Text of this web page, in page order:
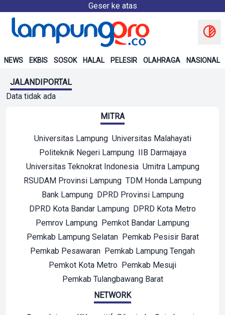
Geser ke atas
NEWS EKBIS SOSOK HALAL PELESIR OLAHRAGA NASIONAL
JALANDIPORTAL
Data tidak ada
MITRA
Universitas Lampung Universitas Malahayati
Politeknik Negeri Lampung IIB Darmajaya
Universitas Teknokrat Indonesia Umitra Lampung
RSUDAM Provinsi Lampung TDM Honda Lampung
Bank Lampung DPRD Provinsi Lampung
DPRD Kota Bandar Lampung DPRD Kota Metro
Pemrov Lampung Pemkot Bandar Lampung
Pemkab Lampung Selatan Pemkab Pesisir Barat
Pemkab Pesawaran Pemkab Lampung Tengah
Pemkot Kota Metro Pemkab Mesuji
Pemkab Tulangbawang Barat
NETWORK